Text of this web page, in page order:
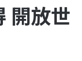
開放世